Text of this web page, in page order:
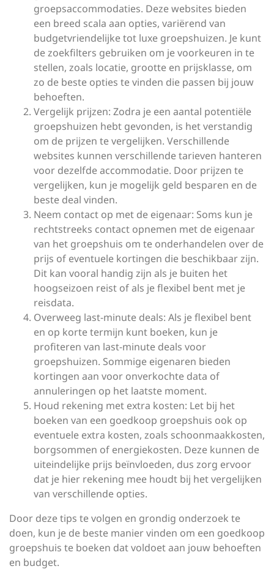
groepsaccommodaties. Deze websites bieden
een breed scala aan opties, variërend van
budgetvriendelijke tot luxe groepshuizen. Je kunt
de zoekfilters gebruiken om je voorkeuren in te
stellen, zoals locatie, grootte en prijsklasse, om
zo de beste opties te vinden die passen bij jouw
behoeften.
Vergelijk prijzen: Zodra je een aantal potentiële
groepshuizen hebt gevonden, is het verstandig
om de prijzen te vergelijken. Verschillende
websites kunnen verschillende tarieven hanteren
voor dezelfde accommodatie. Door prijzen te
vergelijken, kun je mogelijk geld besparen en de
beste deal vinden.
Neem contact op met de eigenaar: Soms kun je
rechtstreeks contact opnemen met de eigenaar
van het groepshuis om te onderhandelen over de
prijs of eventuele kortingen die beschikbaar zijn.
Dit kan vooral handig zijn als je buiten het
hoogseizoen reist of als je flexibel bent met je
reisdata.
Overweeg last-minute deals: Als je flexibel bent
en op korte termijn kunt boeken, kun je
profiteren van last-minute deals voor
groepshuizen. Sommige eigenaren bieden
kortingen aan voor onverkochte data of
annuleringen op het laatste moment.
Houd rekening met extra kosten: Let bij het
boeken van een goedkoop groepshuis ook op
eventuele extra kosten, zoals schoonmaakkosten,
borgsommen of energiekosten. Deze kunnen de
uiteindelijke prijs beïnvloeden, dus zorg ervoor
dat je hier rekening mee houdt bij het vergelijken
van verschillende opties.
Door deze tips te volgen en grondig onderzoek te
doen, kun je de beste manier vinden om een goedkoop
groepshuis te boeken dat voldoet aan jouw behoeften
en budget.